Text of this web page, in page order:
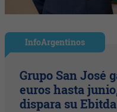
InfoArgentinos
Grupo San José
euros hasta
dispara su